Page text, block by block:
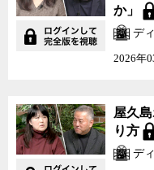
か」
デ
2026年
屋久
り方
デ